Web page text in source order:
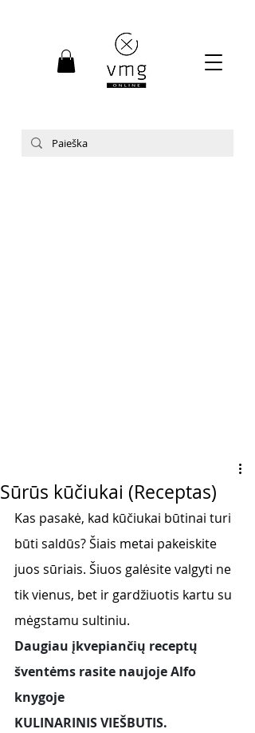
Sūrūs kūčiukai (Receptas)
Kas pasakė, kad kūčiukai būtinai turi
būti saldūs? Šiais metai pakeiskite
juos sūriais. Šiuos galėsite valgyti ne
tik vienus, bet ir gardžiuotis kartu su
mėgstamu sultiniu.
Daugiau įkvepiančių receptų
šventėms rasite naujoje Alfo
knygoje
KULINARINIS VIEŠBUTIS.